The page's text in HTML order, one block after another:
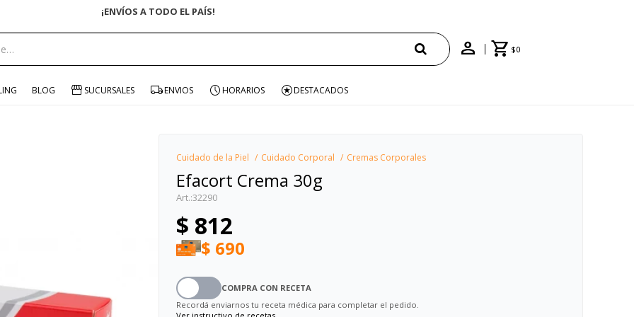
¡ENVÍOS A TODO EL PAÍS!
$0
BLOG SUCURSALES ENVIOS HORARIOS DESTACADOS
Cuidado de la Piel Cuidado Corporal Cremas Corporales
Efacort Crema 30g
32290
$ 812
$ 690
COMPRA CON RECETA
Recordá enviarnos tu receta médica para completar el pedido.